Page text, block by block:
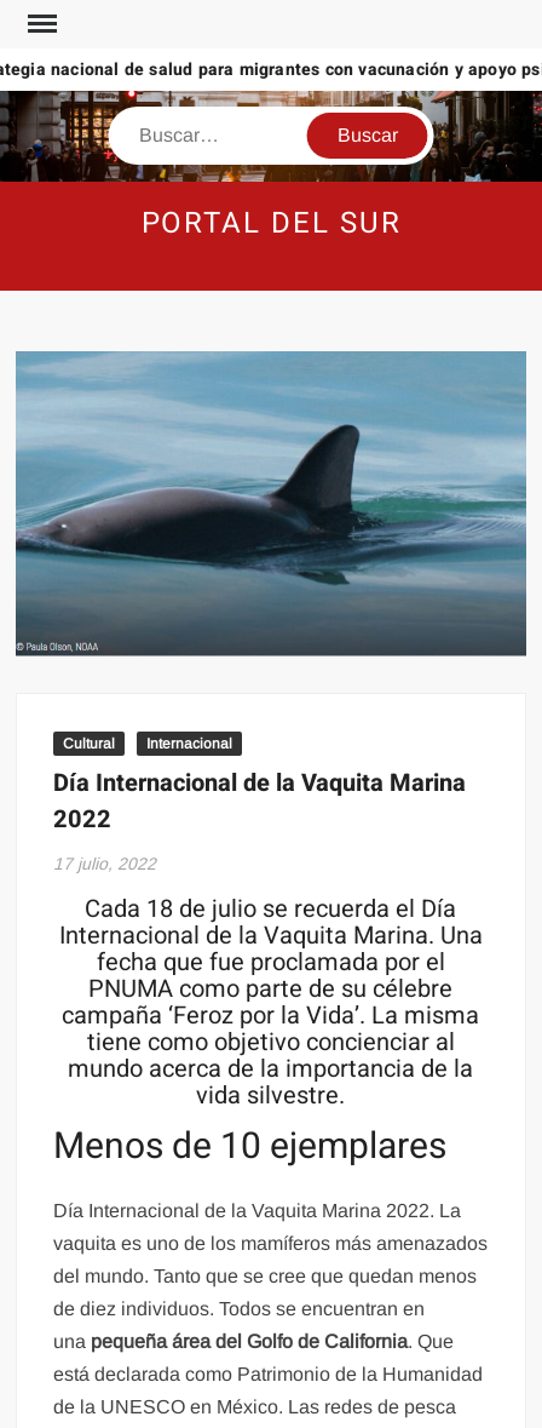
Saltar
contenido
nacional de salud para migrantes con vacunación y apoyo
Buscar
PORTAL DEL SUR
Cultural Internacional
Día Internacional de la Vaquita Marina
2022
17 julio, 2022
Cada 18 de julio se recuerda el Día
Internacional de la Vaquita Marina. Una
fecha que fue proclamada por el
PNUMA como parte de su célebre
campaña ‘Feroz por la Vida’. La misma
tiene como objetivo concienciar al
mundo acerca de la importancia de la
vida silvestre.
Menos de 10 ejemplares
Día Internacional de la Vaquita Marina 2022. La
vaquita es uno de los mamíferos más amenazados
del mundo. Tanto que se cree que quedan menos
de diez individuos. Todos se encuentran en
una pequeña área del Golfo de California. Que
está declarada como Patrimonio de la Humanidad
de la UNESCO en México. Las redes de pesca